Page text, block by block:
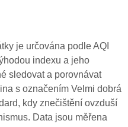
je určována podle AQI
indexu a jeho
sledovat a porovnávat
s označením Velmi dobrá
kdy znečištění ovzduší
Data jsou měřena